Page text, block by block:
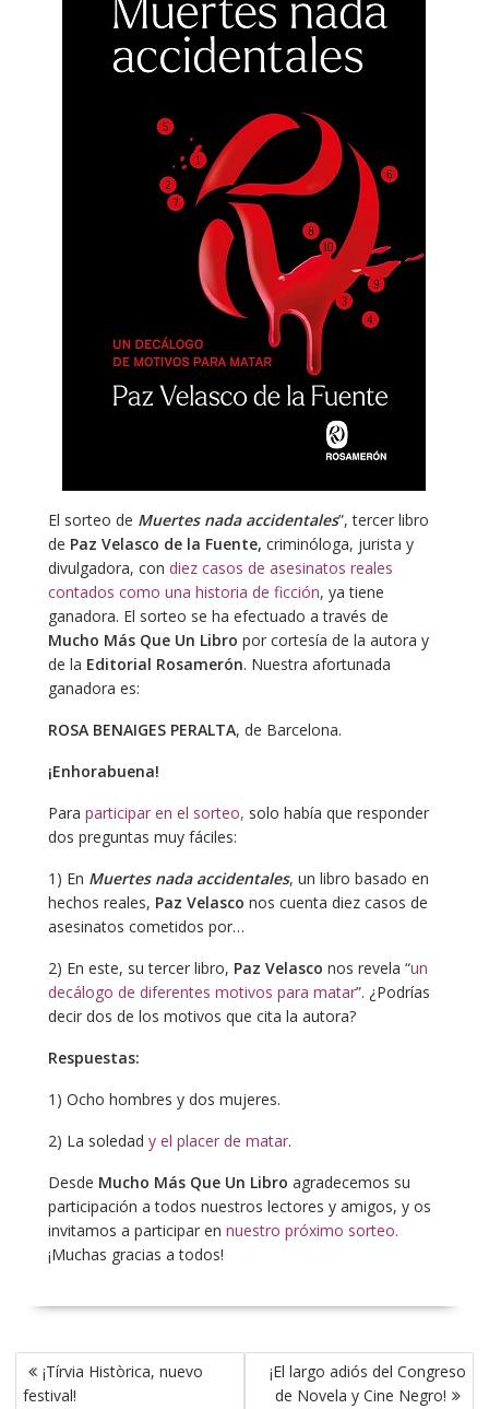
El sorteo de Muertes nada accidentales”, tercer libro
de Paz Velasco de la Fuente, criminóloga, jurista y
divulgadora, con diez casos de asesinatos reales
contados como una historia de ficción, ya tiene
ganadora. El sorteo se ha efectuado a través de
Mucho Más Que Un Libro por cortesía de la autora y
de la Editorial Rosamerón. Nuestra afortunada
ganadora es:
ROSA BENAIGES PERALTA, de Barcelona.
¡Enhorabuena!
Para participar en el sorteo, solo había que responder
dos preguntas muy fáciles:
1) En Muertes nada accidentales, un libro basado en
hechos reales, Paz Velasco nos cuenta diez casos de
asesinatos cometidos por…
2) En este, su tercer libro, Paz Velasco nos revela “un
decálogo de diferentes motivos para matar”. ¿Podrías
decir dos de los motivos que cita la autora?
Respuestas:
1) Ocho hombres y dos mujeres.
2) La soledad y el placer de matar.
Desde Mucho Más Que Un Libro agradecemos su
participación a todos nuestros lectores y amigos, y os
invitamos a participar en nuestro próximo sorteo.
¡Muchas gracias a todos!
Navegación
de
¡Tírvia Històrica, nuevo
festival!
¡El largo adiós del Congreso
de Novela y Cine Negro!